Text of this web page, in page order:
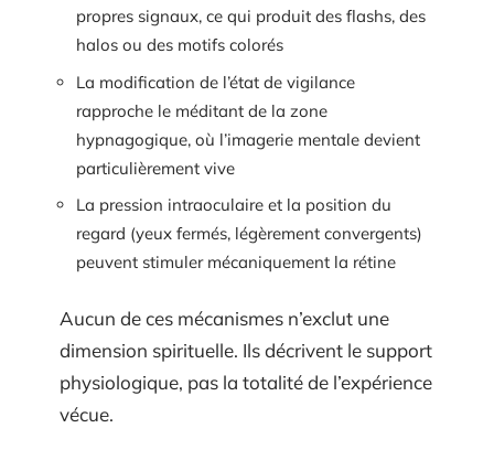
propres signaux, ce qui produit des flashs, des
halos ou des motifs colorés
La modification de l’état de vigilance
rapproche le méditant de la zone
hypnagogique, où l’imagerie mentale devient
particulièrement vive
La pression intraoculaire et la position du
regard (yeux fermés, légèrement convergents)
peuvent stimuler mécaniquement la rétine
Aucun de ces mécanismes n’exclut une
dimension spirituelle. Ils décrivent le support
physiologique, pas la totalité de l’expérience
vécue.